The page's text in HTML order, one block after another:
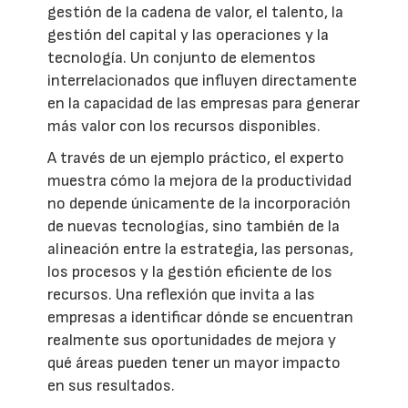
gestión de la cadena de valor, el talento, la
gestión del capital y las operaciones y la
tecnología. Un conjunto de elementos
interrelacionados que influyen directamente
en la capacidad de las empresas para generar
más valor con los recursos disponibles.
A través de un ejemplo práctico, el experto
muestra cómo la mejora de la productividad
no depende únicamente de la incorporación
de nuevas tecnologías, sino también de la
alineación entre la estrategia, las personas,
los procesos y la gestión eficiente de los
recursos. Una reflexión que invita a las
empresas a identificar dónde se encuentran
realmente sus oportunidades de mejora y
qué áreas pueden tener un mayor impacto
en sus resultados.